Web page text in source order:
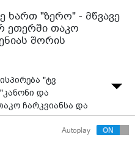
ხართ "ზერო" - მწვავე
ეთერში თაკო
შორის
"ტვ
და
ჩარკვიანსა და
ერთ წევრს, ლაშა
Autoplay